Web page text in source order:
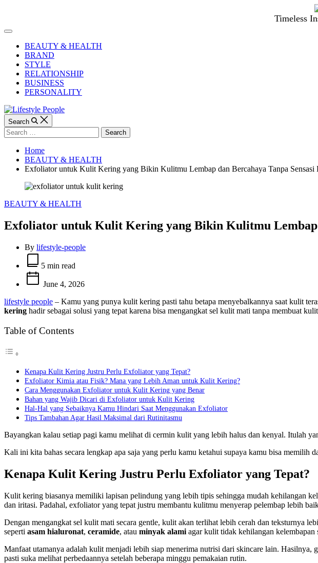
Timeless
Off
CanvasBEAUTY & HEALTH
BRAND
STYLE
RELATIONSHIP
BUSINESS
PERSONALITY
Search
Search
for:
Home
BEAUTY & HEALTH
Exfoliator untuk Kulit Kering yang Bikin Kulitmu Lembap dan Bercahaya Tanpa Sensasi
Categories
BEAUTY & HEALTH
Exfoliator untuk Kulit Kering yang Bikin Kulitmu Lembap
By lifestyle-people
Estimated
read
time
5 min read
June 4, 2026
lifestyle people – Kamu yang punya kulit kering pasti tahu betapa menyebalkannya saat kulit
kering hadir sebagai solusi yang tepat karena bisa mengangkat sel kulit mati tanpa membuat
Table of Contents
Kenapa Kulit Kering Justru Perlu Exfoliator yang Tepat?
Exfoliator Kimia atau Fisik? Mana yang Lebih Aman untuk Kulit Kering?
Cara Menggunakan Exfoliator untuk Kulit Kering yang Benar
Bahan yang Wajib Dicari di Exfoliator untuk Kulit Kering
Hal-Hal yang Sebaiknya Kamu Hindari Saat Menggunakan Exfoliator
Tips Tambahan Agar Hasil Maksimal dari Rutinitasmu
Bayangkan kalau setiap pagi kamu melihat di cermin kulit yang lebih halus dan kenyal. Itulah
Kali ini kita bahas secara lengkap apa saja yang perlu kamu ketahui supaya kamu bisa memilih
Kenapa Kulit Kering Justru Perlu Exfoliator yang Tepat?
Kulit kering biasanya memiliki lapisan pelindung yang lebih tipis sehingga mudah kehilangan
dan iritasi. Padahal, exfoliator yang tepat justru membantu kulitmu menyerap pelembap lebih
Dengan mengangkat sel kulit mati secara gentle, kulit akan terlihat lebih cerah dan teksturnya
seperti asam hialuronat, ceramide, atau minyak alami agar kulit tidak kehilangan kelembapan
Manfaat utamanya adalah kulit menjadi lebih siap menerima nutrisi dari skincare lain.
pasti suka melihat perbedaannya setelah beberapa minggu pemakaian rutin.